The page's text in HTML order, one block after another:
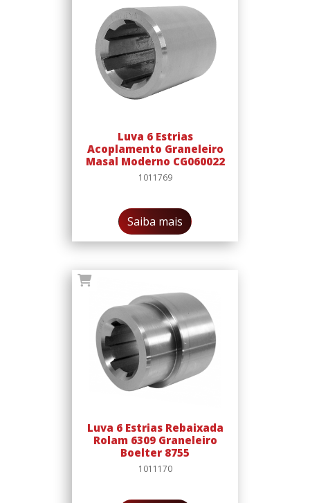
Luva 6 Estrias
Acoplamento Graneleiro
Masal Moderno CG060022
1011769
Saiba mais
Luva 6 Estrias Rebaixada
Rolam 6309 Graneleiro
Boelter 8755
1011170